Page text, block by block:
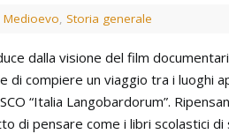
Medioevo, Storia generale
dalla visione del film
di compiere un viaggio tra i luoghi
“Italia Langobardorum”.
di pensare come i libri scolastici